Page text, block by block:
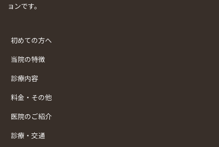
ョンです。
初めての方へ
当院の特徴
診療内容
料金・その他
医院のご紹介
診療・交通